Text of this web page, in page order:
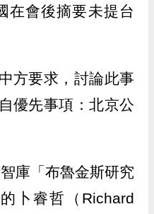
在會後摘要未提台
方要求，討論此事
優先事項：北京公
庫「布魯金斯研究
卜睿哲（Richard